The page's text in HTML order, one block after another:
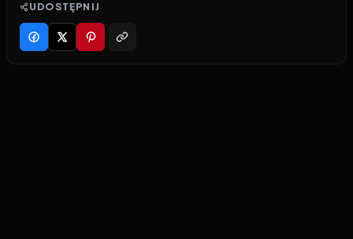
UDOSTĘPNIJ